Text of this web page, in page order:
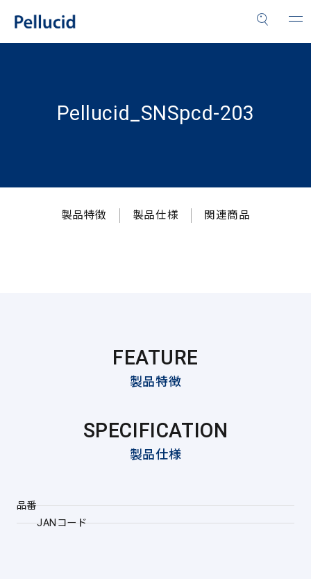
Pellucid_SNSpcd-203
製品特徴 製品仕様 関連商品
FEATURE
製品特徴
SPECIFICATION
製品仕様
品番
JANコード